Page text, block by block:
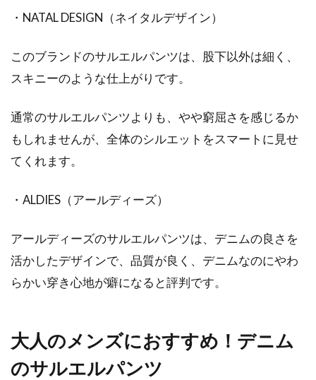
・NATAL DESIGN（ネイタルデザイン）
このブランドのサルエルパンツは、股下以外は細く、
スキニーのような仕上がりです。
通常のサルエルパンツよりも、やや窮屈さを感じるか
もしれませんが、全体のシルエットをスマートに見せ
てくれます。
・ALDIES（アールディーズ）
アールディーズのサルエルパンツは、デニムの良さを
活かしたデザインで、品質が良く、デニムなのにやわ
らかい穿き心地が癖になると評判です。
大人のメンズにおすすめ！デニム
のサルエルパンツ